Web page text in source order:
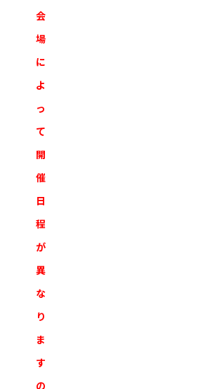
会
場
に
よ
っ
て
開
催
日
程
が
異
な
り
ま
す
の